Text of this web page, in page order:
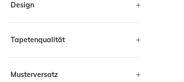
Design
Tapetenqualität
Musterversatz